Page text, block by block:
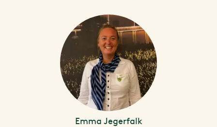
Emma Jegerfalk